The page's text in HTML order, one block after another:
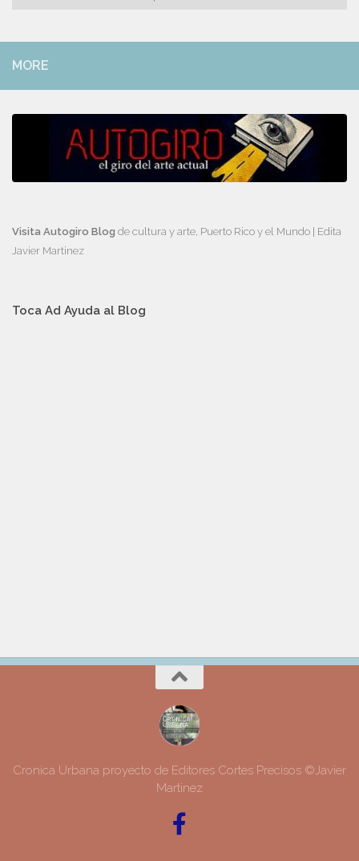
MORE
Visita Autogiro Blog de cultura y arte, Puerto Rico y el Mundo | Edita
Javier Martinez
Toca Ad Ayuda al Blog
Cronica Urbana proyecto de Editores Cortes Precisos ©Javier
Martinez